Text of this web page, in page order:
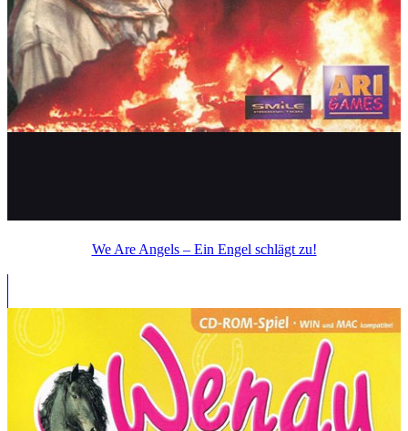
We Are Angels – Ein Engel schlägt zu!